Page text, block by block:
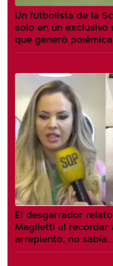
Un futbolista de la
solo en un
que generó
El desgarrador
Maglietti al recordar
arrepiento, no